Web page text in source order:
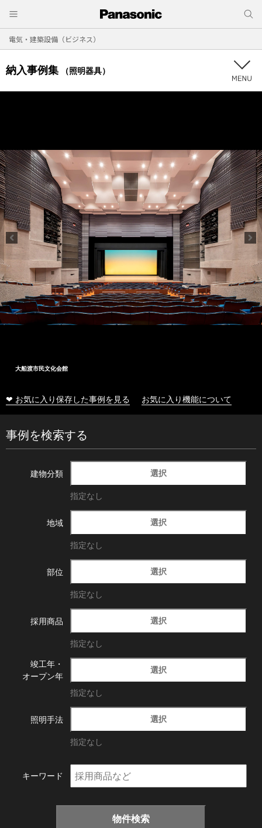
電気・建築設備（ビジネス）
納入事例集 （照明器具）
大船渡市民文化会館
❤ お気に入り保存した事例を見る お気に入り機能について
事例を検索する
建物分類 選択
指定なし
地域 選択
指定なし
部位 選択
指定なし
採用商品 選択
指定なし
竣工年・
オープン年
選択
指定なし
照明手法 選択
指定なし
キーワード
物件検索